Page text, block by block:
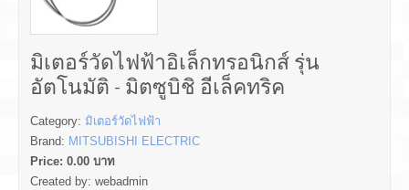
มิเตอร์วัดไฟฟ้าอิเล็กทรอนิกส์ รุ่น
อัตโนมัติ - มิตซูบิชิ อีเล็คทริค
Category: มิเตอร์วัดไฟฟ้า
Brand: MITSUBISHI ELECTRIC
Price: 0.00 บาท
Created by: webadmin